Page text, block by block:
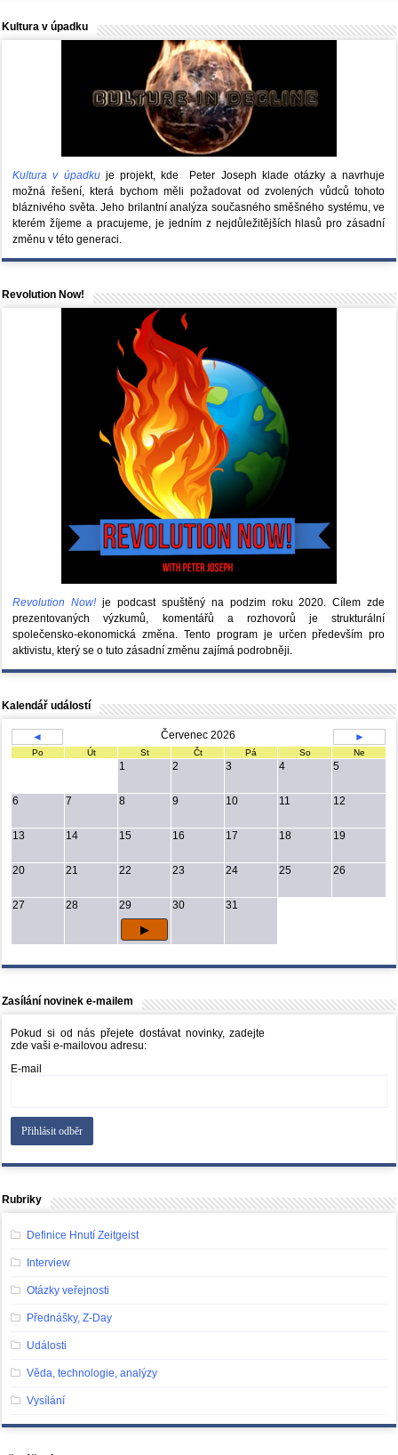
Kultura v úpadku
Kultura v úpadkuje projekt, kde Peter Joseph klade otázky a navrhuje
možná řešení, která bychom měli požadovat od zvolených vůdců tohoto
bláznivého světa. Jeho brilantní analýza současného směšného systému, ve
kterém žíjeme a pracujeme, je jedním z nejdůležitějších hlasů pro zásadní
změnu v této generaci.
Revolution Now!
Revolution Now! je podcast spuštěný na podzim roku 2020.Cílem zde
prezentovaných výzkumů, komentářů a rozhovorů je strukturální
společensko-ekonomická změna. Tento program je určen především pro
aktivistu, který se o tuto zásadní změnu zajímá podrobněji.
Kalendář událostí
◄ Červenec 2026 ►
Po Út St Čt Pá So Ne
1 2 3 4 5
6 7 8 9 10 11 12
13 14 15 16 17 18 19
20 21 22 23 24 25 26
27 28 29 30 31
Zasílání novinek e-mailem
Pokud si od nás přejete dostávat novinky, zadejte
zde vaši e-mailovou adresu:
E-mail
Rubriky
Definice Hnutí Zeitgeist
Interview
Otázky veřejnosti
Přednášky, Z-Day
Události
Věda, technologie, analýzy
Vysílání